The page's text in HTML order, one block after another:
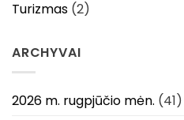
Turizmas (2)
ARCHYVAI
2026 m. rugpjūčio mėn. (41)